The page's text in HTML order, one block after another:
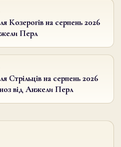
Козерогів на серпень 2026
Перл
Стрільців на серпень 2026
від Анжели Перл